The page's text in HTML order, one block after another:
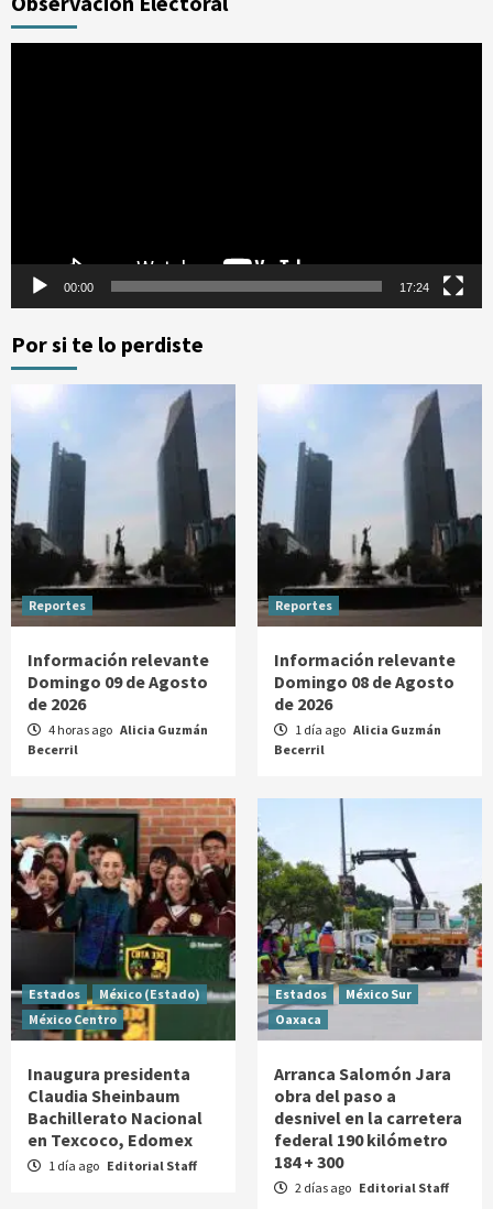
00:00 17:24
Por si te lo perdiste
Reportes
Información relevante
Domingo 09 de Agosto
de 2026
4 horas ago Alicia Guzmán
Becerril
Reportes
Información relevante
Domingo 08 de Agosto
de 2026
1 día ago Alicia Guzmán
Becerril
Estados
México (Estado)
México Centro
Inaugura presidenta
Claudia Sheinbaum
Bachillerato Nacional
en Texcoco, Edomex
1 día ago Editorial Staff
Estados
México Sur
Oaxaca
Arranca Salomón Jara
obra del paso a
desnivel en la carretera
federal 190 kilómetro
184 + 300
2 días ago Editorial Staff